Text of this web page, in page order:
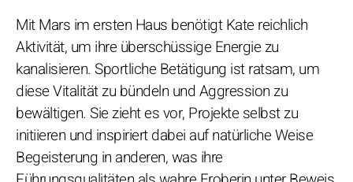
Mit Mars im ersten Haus benötigt Kate reichlich
Aktivität, um ihre überschüssige Energie zu
kanalisieren. Sportliche Betätigung ist ratsam, um
diese Vitalität zu bündeln und Aggression zu
bewältigen. Sie zieht es vor, Projekte selbst zu
initiieren und inspiriert dabei auf natürliche Weise
Begeisterung in anderen, was ihre